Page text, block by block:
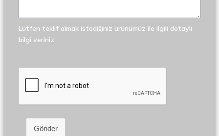
Lütfen teklif almak istediğiniz ürünümüz ile ilgili detaylı
bilgi veriniz.
Gönder